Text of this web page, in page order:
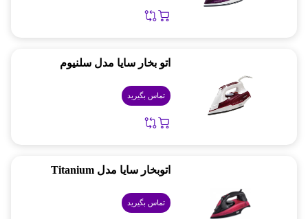
اتو بخار سایا مدل سلنیوم
تماس بگیرید
اتوبخار سایا مدل Titanium
تماس بگیرید